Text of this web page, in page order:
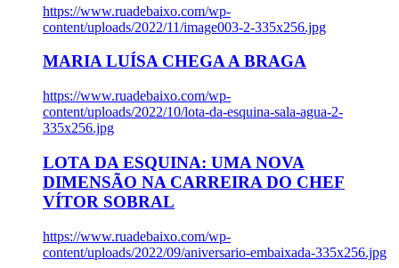
https://www.ruadebaixo.com/wp-
content/uploads/2022/11/image003-2-335x256.jpg
MARIA LUÍSA CHEGA A BRAGA
https://www.ruadebaixo.com/wp-
content/uploads/2022/10/lota-da-esquina-sala-agua-2-
335x256.jpg
LOTA DA ESQUINA: UMA NOVA
DIMENSÃO NA CARREIRA DO CHEF
VÍTOR SOBRAL
https://www.ruadebaixo.com/wp-
content/uploads/2022/09/aniversario-embaixada-335x256.jpg